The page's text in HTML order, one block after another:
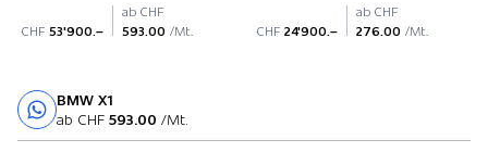
CHF 53'900.–
ab CHF
593.00 /Mt. CHF 24'900.–
ab CHF
276.00 /Mt.
BMW X1
ab CHF 593.00 /Mt.